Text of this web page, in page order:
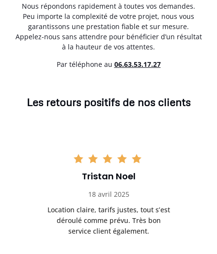
Nous répondons rapidement à toutes vos demandes.
Peu importe la complexité de votre projet, nous vous
garantissons une prestation fiable et sur mesure.
Appelez-nous sans attendre pour bénéficier d’un résultat
à la hauteur de vos attentes.
Par téléphone au 06.63.53.17.27
Les retours positifs de nos clients
Tristan Noel
18 avril 2025
Location claire, tarifs justes, tout s’est
déroulé comme prévu. Très bon
service client également.